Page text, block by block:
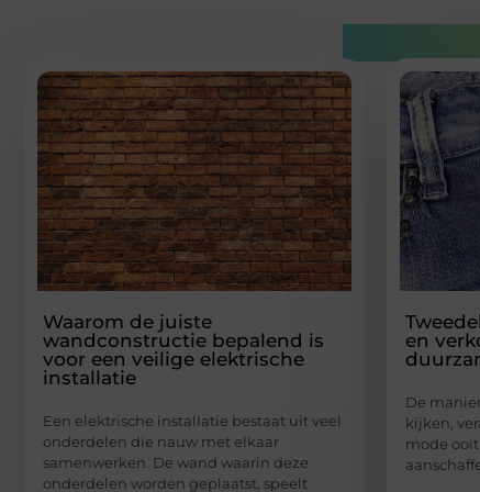
Waarom de juiste
wandconstructie bepalend is
voor een veilige elektrische
installatie
Een elektrische installatie bestaat uit veel
onderdelen die nauw met elkaar
samenwerken. De wand waarin deze
onderdelen worden geplaatst, speelt
en
De
kijken,
mode